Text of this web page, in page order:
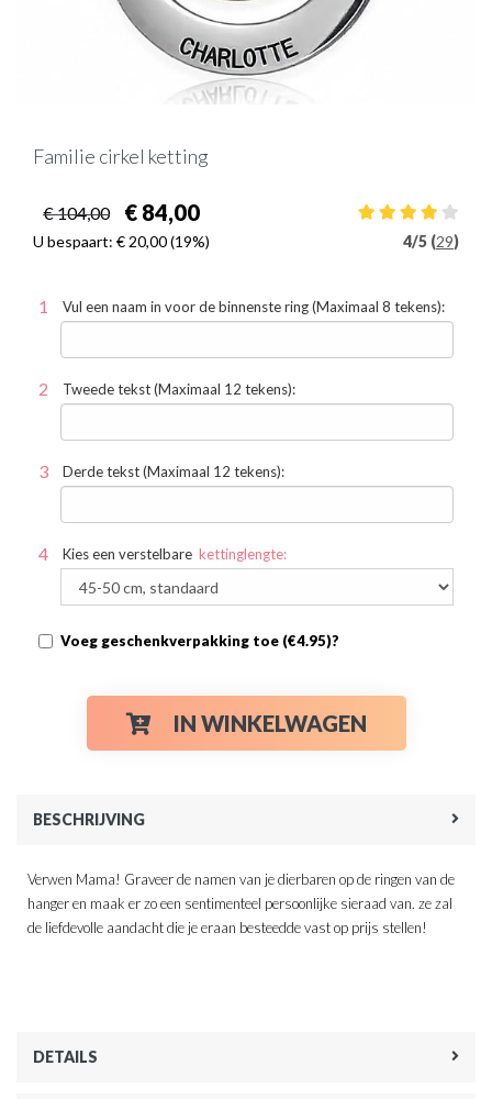
Familie cirkel ketting
€ 104,00 € 84,00
U bespaart: € 20,00(19%) 4/5 (29)
Vul een naam in voor de binnenste ring (Maximaal 8 tekens):
Tweede tekst (Maximaal 12 tekens):
Derde tekst (Maximaal 12 tekens):
Kies een verstelbare kettinglengte:
Voeg geschenkverpakking toe (€4.95)?
IN WINKELWAGEN
BESCHRIJVING
Verwen Mama! Graveer de namen van je dierbaren op de ringen van de
hanger en maak er zo een sentimenteel persoonlijke sieraad van. ze zal
de liefdevolle aandacht die je eraan besteedde vast op prijs stellen!
DETAILS